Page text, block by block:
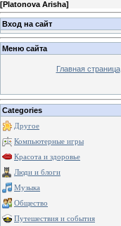
[Platonova Arisha]
Вход на сайт
Меню сайта
Главная страница
Categories
Другое
Компьютерные игры
Красота и здоровье
Люди и блоги
Музыка
Общество
Путешествия и события